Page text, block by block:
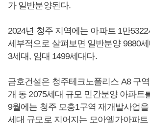
가 일반분양된다.
2024년 청주 지역에는 아파트 1만
세부적으로 살펴보면 일반분양 9880
3세대, 임대 1499세대다.
금호건설은 청주테크노폴리스 A8 구
개 동 2075세대 규모 민간분양 아파트
9월에는 청주 모충1구역 재개발사업
세대 규모로 지어지는 모아엘가아파